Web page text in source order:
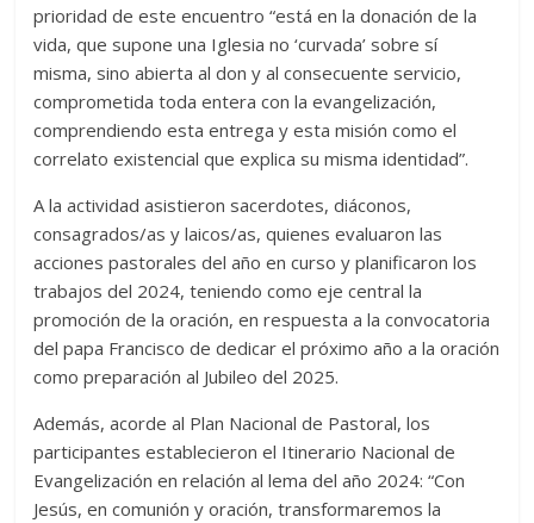
prioridad de este encuentro “está en la donación de la
vida, que supone una Iglesia no ‘curvada’ sobre sí
misma, sino abierta al don y al consecuente servicio,
comprometida toda entera con la evangelización,
comprendiendo esta entrega y esta misión como el
correlato existencial que explica su misma identidad”.
A la actividad asistieron sacerdotes, diáconos,
consagrados/as y laicos/as, quienes evaluaron las
acciones pastorales del año en curso y planificaron los
trabajos del 2024, teniendo como eje central la
promoción de la oración, en respuesta a la convocatoria
del papa Francisco de dedicar el próximo año a la oración
como preparación al Jubileo del 2025.
Además, acorde al Plan Nacional de Pastoral, los
participantes establecieron el Itinerario Nacional de
Evangelización en relación al lema del año 2024: “Con
Jesús, en comunión y oración, transformaremos la